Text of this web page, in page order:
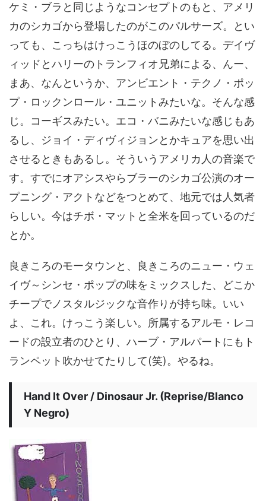
ケミ・ブラと同じようなコンセプトのもと、アメリ
カのシカゴから登場したのがこのパルサーズ。とい
っても、こっちはけっこうほのぼのしてる。デイヴ
ィッドとハリーのトランフィオ兄弟による、んー、
まあ、なんというか、アンビエント・テクノ・ポッ
プ・ロックンロール・ユニットみたいな。そんな感
じ。コーギスみたい。エコ・バニみたいな感じもあ
るし、ジョイ・ディヴィジョンとかキュアを思い出
させるときもあるし。そういうアメリカ人の音楽で
す。すでにオアシスやらブラーのシカゴ公演のオー
プニング・アクトなどをつとめて、地元では人気者
らしい。今はチボ・マットと全米を回っているのだ
とか。
良きころのモータウンと、良きころのニュー・ウェ
イヴ～シンセ・ポップの味をミックスした、どこか
チープでノスタルジックな音作りが持ち味。いい
よ、これ。けっこう楽しい。所属するアルモ・レコ
ードの設立者のひとり、ハーブ・アルパートにもト
ランペット吹かせてたりして(笑)。やるね。
Hand It Over / Dinosaur Jr. (Reprise/Blanco
Y Negro)